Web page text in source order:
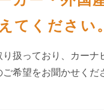
てください。
扱っており、カー
希望をお聞かせく